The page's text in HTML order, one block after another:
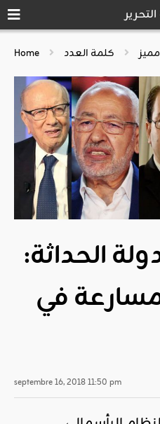
Home مميز كلمة العدد
الحداثة:
في
septembre 16, 2018 11:50 pm